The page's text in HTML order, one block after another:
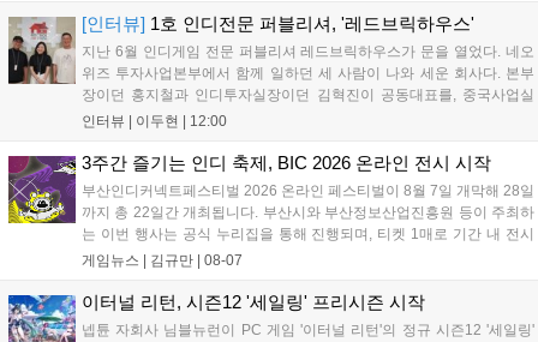
용자는 과제를 완수하며 동(V) 투발라 장비와 검은별 무기, 카라
자드 장신구 등을 획득해 주요 콘텐츠에 진입할 수 있습니다....
[인터뷰] 1호 인디전문 퍼블리셔, '레드브릭하우스'
지난 6월 인디게임 전문 퍼블리셔 레드브릭하우스가 문을 열었다. 네오
위즈 투자사업본부에서 함께 일하던 세 사람이 나와 세운 회사다. 본부
장이던 홍지철과 인디투자실장이던 김혁진이 공동대표를, 중국사업실
장이던 이민정이 이사를 맡았다. 출범 한 달여 만에 위메이드맥스의 전
들어왔다. 서비스 중인...
인터뷰 | 이두현 12:00
3주간 즐기는 인디 축제, BIC 2026 온라인 전시 시작
부산인디커넥트페스티벌 2026 온라인 페스티벌이 8월 7일 개막해 28일
까지 총 22일간 개최됩니다. 부산시와 부산정보산업진흥원 등이 주최하
는 이번 행사는 공식 누리집을 통해 진행되며, 티켓 1매로 기간 내 전시
작을 제한 없이 체험할 수 있습니다. 일반 및 루키 부문 등 다양한 인디게
세계 누구나 참여 가능한 이번 행사는 역대 최대 규모로 열려 인디게임
생태계 확장에 기여할 전망입니다....
게임뉴스 | 김규만 08-07
이터널 리턴, 시즌12 '세일링' 프리시즌 시작
넵튠 자회사 님블뉴런이 PC 게임 '이터널 리턴'의 정규 시즌12 '세일링'